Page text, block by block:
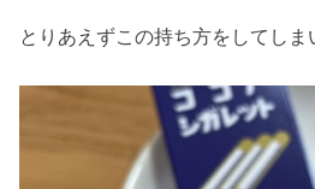
とりあえずこの持ち方をしてしま